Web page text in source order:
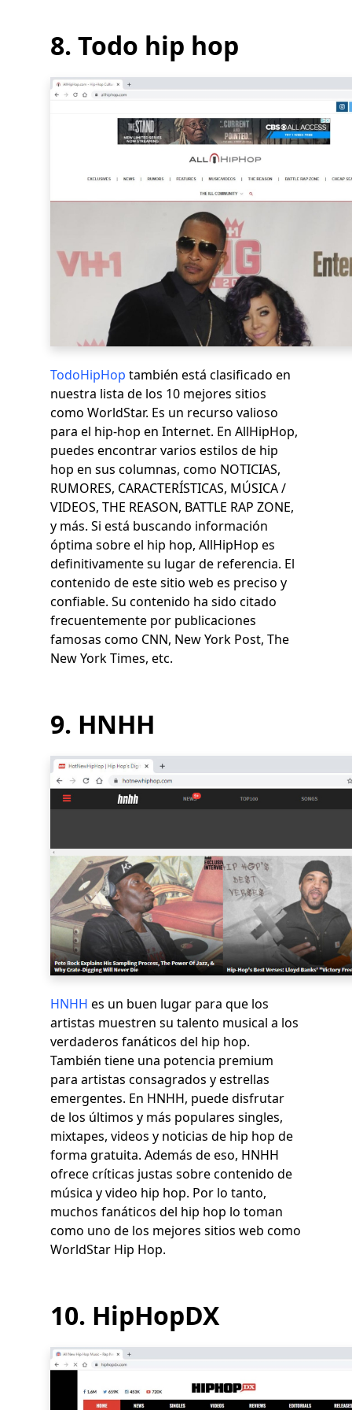
8. Todo hip hop
TodoHipHop también está clasificado en
nuestra lista de los 10 mejores sitios
como WorldStar. Es un recurso valioso
para el hip-hop en Internet. En AllHipHop,
puedes encontrar varios estilos de hip
hop en sus columnas, como NOTICIAS,
RUMORES, CARACTERÍSTICAS, MÚSICA /
VIDEOS, THE REASON, BATTLE RAP ZONE,
y más. Si está buscando información
óptima sobre el hip hop, AllHipHop es
definitivamente su lugar de referencia. El
contenido de este sitio web es preciso y
confiable. Su contenido ha sido citado
frecuentemente por publicaciones
famosas como CNN, New York Post, The
New York Times, etc.
9. HNHH
HNHH es un buen lugar para que los
artistas muestren su talento musical a los
verdaderos fanáticos del hip hop.
También tiene una potencia premium
para artistas consagrados y estrellas
emergentes. En HNHH, puede disfrutar
de los últimos y más populares singles,
mixtapes, videos y noticias de hip hop de
forma gratuita. Además de eso, HNHH
ofrece críticas justas sobre contenido de
música y video hip hop. Por lo tanto,
muchos fanáticos del hip hop lo toman
como uno de los mejores sitios web como
WorldStar Hip Hop.
10. HipHopDX